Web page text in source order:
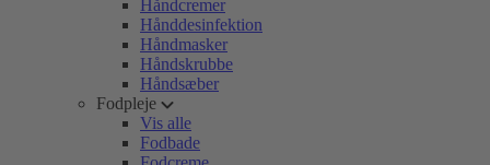
Håndcremer
Hånddesinfektion
Håndmasker
Håndskrubbe
Håndsæber
Fodpleje
Vis alle
Fodbade